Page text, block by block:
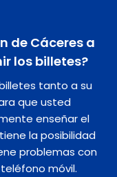
de Cáceres a
los billetes?
tanto a su
que usted
enseñar el
la posibilidad
problemas con
móvil.